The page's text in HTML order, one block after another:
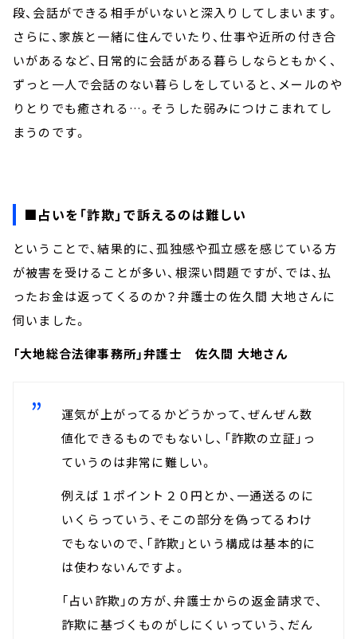
段、会話ができる相手がいないと深入りしてしまいます。
さらに、家族と一緒に住んでいたり、仕事や近所の付き合
いがあるなど、日常的に会話がある暮らしならともかく、
ずっと一人で会話のない暮らしをしていると、メールのや
りとりでも癒される…。そうした弱みにつけこまれてし
まうのです。
■占いを「詐欺」で訴えるのは難しい
ということで、結果的に、孤独感や孤立感を感じている方
が被害を受けることが多い、根深い問題ですが、では、払
ったお金は返ってくるのか？弁護士の佐久間 大地さんに
伺いました。
「大地総合法律事務所」弁護士 佐久間 大地さん
運気が上がってるかどうかって、ぜんぜん数
値化できるものでもないし、「詐欺の立証」っ
ていうのは非常に難しい。
例えば１ポイント２０円とか、一通送るのに
いくらっていう、そこの部分を偽ってるわけ
でもないので、「詐欺」という構成は基本的に
は使わないんですよ。
「占い詐欺」の方が、弁護士からの返金請求で、
詐欺に基づくものがしにくいっていう、だん